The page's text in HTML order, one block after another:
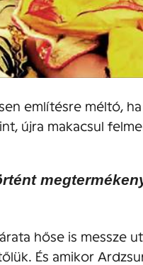
említésre méltó,
újra makacsul
hőse is messze
És amikor